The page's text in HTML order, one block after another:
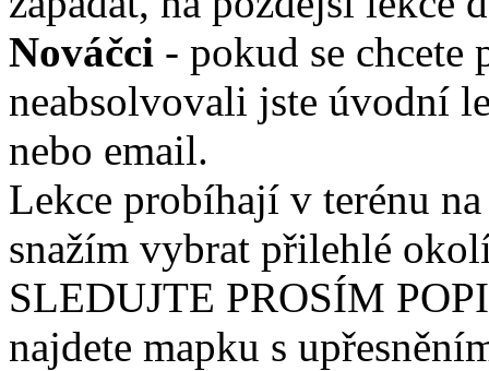
Nováčci - pokud se chcete
neabsolvovali jste úvodní
nebo email.
Lekce probíhají v terénu
snažím vybrat přilehlé
SLEDUJTE PROSÍM
najdete mapku s